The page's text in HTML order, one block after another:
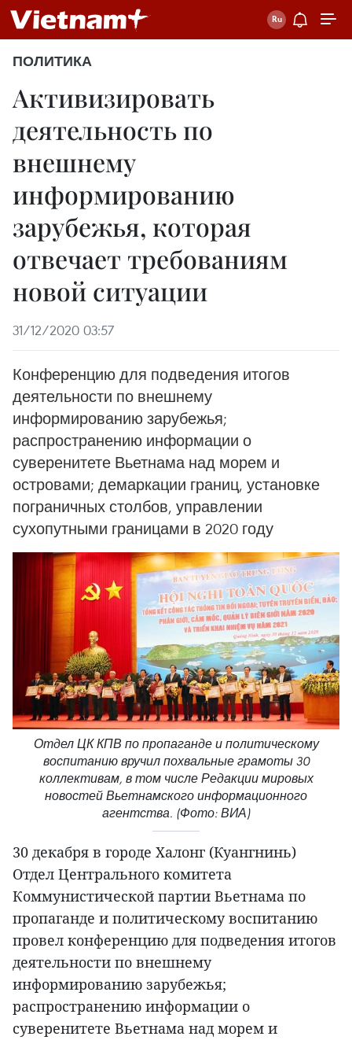
ПОЛИТИКА
Активизировать
деятельность по
внешнему
информированию
зарубежья, которая
отвечает требованиям
новой ситуации
31/12/2020 03:57
Конференцию для подведения итогов
деятельности по внешнему
информированию зарубежья;
распространению информации о
суверенитете Вьетнама над морем и
островами; демаркации границ, установке
пограничных столбов, управлении
сухопутными границами в 2020 году
Отдел ЦК КПВ по пропаганде и политическому
воспитанию вручил похвальные грамоты 30
коллективам, в том числе Редакции мировых
новостей Вьетнамского информационного
агентства. (Фото: ВИА)
30 декабря в городе Халонг (Куангнинь)
Отдел Центрального комитета
Коммунистической партии Вьетнама по
пропаганде и политическому воспитанию
провел конференцию для подведения итогов
деятельности по внешнему
информированию зарубежья;
распространению информации о
суверенитете Вьетнама над морем и